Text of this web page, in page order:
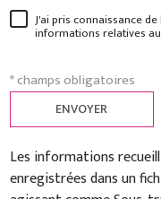
J'ai pris connaissance
informations relatives
* champs obligatoires
ENVOYER
Les informations
enregistrées dans un